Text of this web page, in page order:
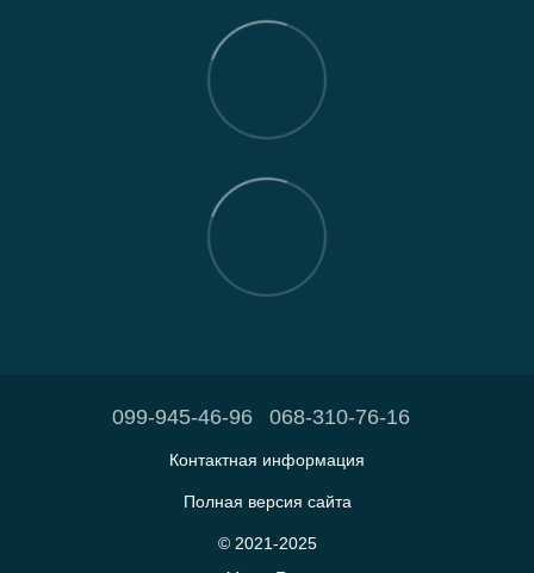
099-945-46-96 068-310-76-16
Контактная информация
Полная версия сайта
© 2021-2025